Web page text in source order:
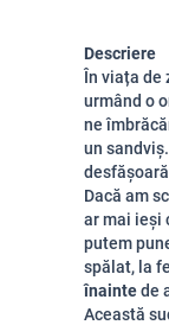
Descriere
În viața de
urmând o
ne
un
desfășoară
Dacă am
ar mai ieși
putem
spălat, la
înaintede
Această